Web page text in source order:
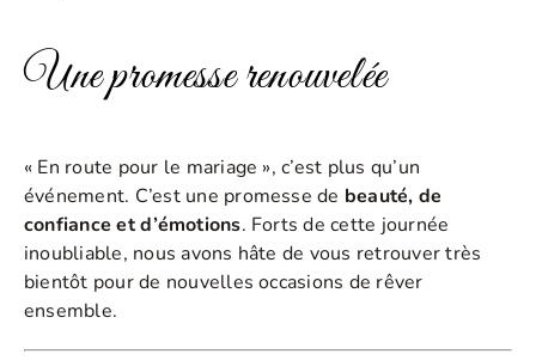
Une promesse renouvelée
« En route pour le mariage », c’est plus qu’un
événement. C’est une promesse de beauté, de
confiance et d’émotions. Forts de cette journée
inoubliable, nous avons hâte de vous retrouver très
bientôt pour de nouvelles occasions de rêver
ensemble.